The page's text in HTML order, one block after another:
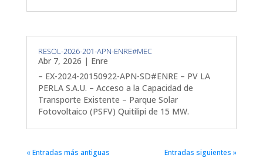
RESOL-2026-201-APN-ENRE#MEC
Abr 7, 2026 | Enre
– EX-2024-20150922-APN-SD#ENRE – PV LA
PERLA S.A.U. – Acceso a la Capacidad de
Transporte Existente – Parque Solar
Fotovoltaico (PSFV) Quitilipi de 15 MW.
« Entradas más antiguas Entradas siguientes »